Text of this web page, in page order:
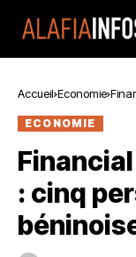
Accueil Economie
ECONOMIE
: cinq